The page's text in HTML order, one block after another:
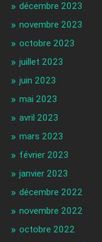
décembre 2023
novembre 2023
octobre 2023
juillet 2023
juin 2023
mai 2023
avril 2023
mars 2023
février 2023
janvier 2023
décembre 2022
novembre 2022
octobre 2022